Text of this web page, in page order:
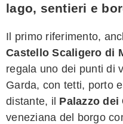
lago, sentieri e
Il primo riferimento,
Castello Scaligero di
regala uno dei punti di
Garda, con tetti, porto
distante, il Palazzo dei
veneziana del borgo